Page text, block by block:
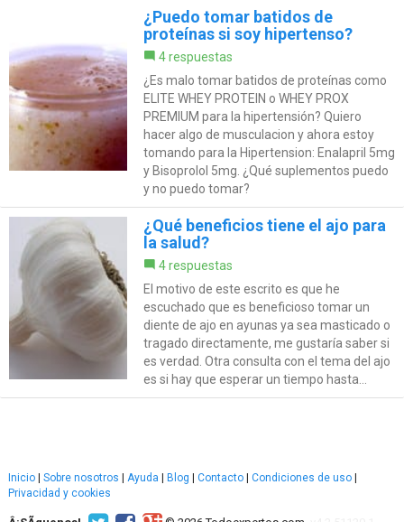
¿Puedo tomar batidos de
proteínas si soy hipertenso?
4 respuestas
¿Es malo tomar batidos de proteínas como
ELITE WHEY PROTEIN o WHEY PROX
PREMIUM para la hipertensión? Quiero
hacer algo de musculacion y ahora estoy
tomando para la Hipertension: Enalapril 5mg
y Bisoprolol 5mg. ¿Qué suplementos puedo
y no puedo tomar?
¿Qué beneficios tiene el ajo para
la salud?
4 respuestas
El motivo de este escrito es que he
escuchado que es beneficioso tomar un
diente de ajo en ayunas ya sea masticado o
tragado directamente, me gustaría saber si
es verdad. Otra consulta con el tema del ajo
es si hay que esperar un tiempo hasta...
Inicio Sobre nosotros Ayuda Blog Contacto Condiciones de uso
Privacidad y cookies